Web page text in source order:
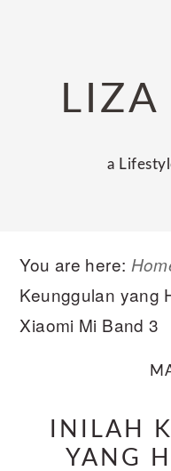
navigation
a
You are here:
Keunggulan yang
Xiaomi Mi Band 3
INILAH
YANG